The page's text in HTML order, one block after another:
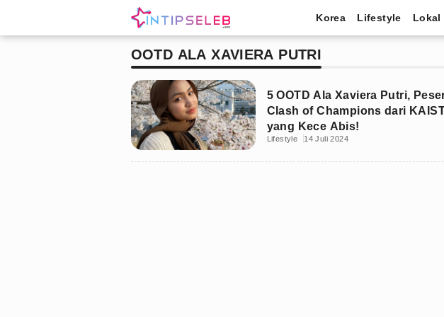
Korea Lifestyle Lokal
OOTD ALA XAVIERA PUTRI
5 OOTD Ala Xaviera Putri,
Clash of Champions dari
yang Kece Abis!
Lifestyle 14 Juli 2024